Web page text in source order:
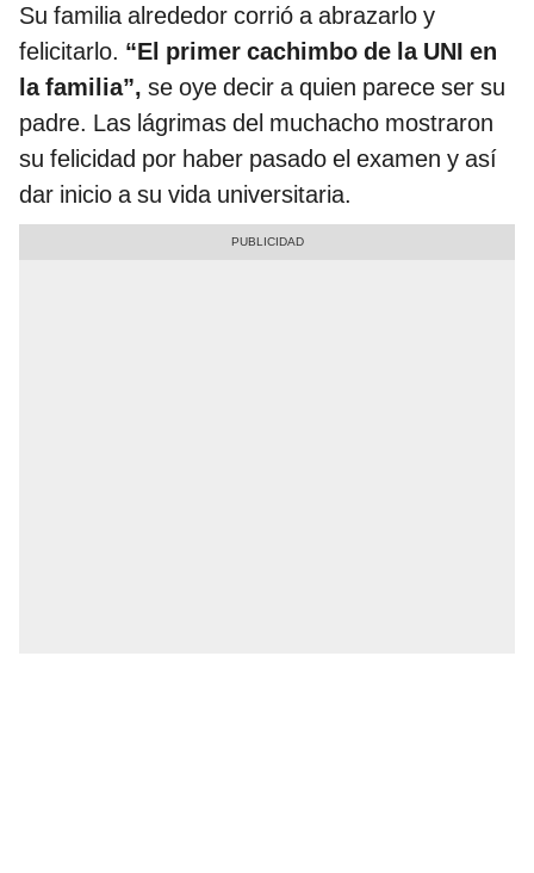
Su familia alrededor corrió a abrazarlo y
felicitarlo. “El primer cachimbo de la UNI en
la familia”, se oye decir a quien parece ser su
padre. Las lágrimas del muchacho mostraron
su felicidad por haber pasado el examen y así
dar inicio a su vida universitaria.